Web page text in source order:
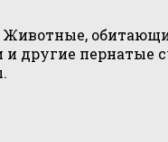
и другие